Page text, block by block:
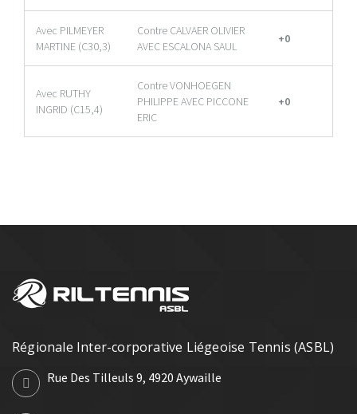
Avec PILMEYER
MARTINE (C30,3)
Contre CALVAER OLIVIER
AVEC ESCALONA SAUL
+0
Avec RUTHY
INGRID (C15,4)
Contre VONHOEGEN
PHILIPPE AVEC PICCONE
ERIC
+0
Régionale Inter-corporative Liégeoise Tennis (ASBL)
Rue Des Tilleuls 9, 4920 Aywaille